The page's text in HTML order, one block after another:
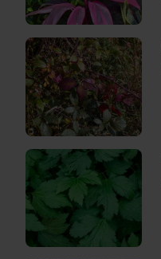
au
jardin.
Cela
tombe
bien,
elles
se
marient
parfaitement
avec...